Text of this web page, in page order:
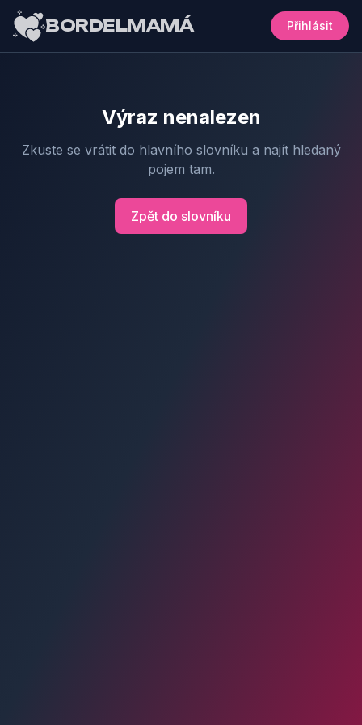
BORDELMAMÁ Přihlásit
Výraz nenalezen
Zkuste se vrátit do hlavního slovníku a najít hledaný
pojem tam.
Zpět do slovníku